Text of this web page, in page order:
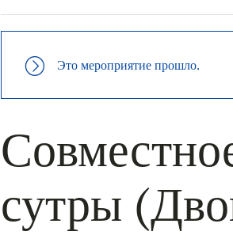
Это мероприятие прошло.
сутры